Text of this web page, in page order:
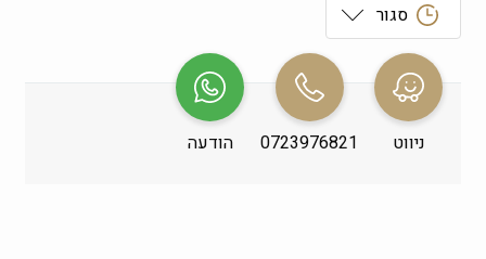
סגור
ראשון
שני
09:00-19:00
שלישי
ניווט 0723976821 הודעה